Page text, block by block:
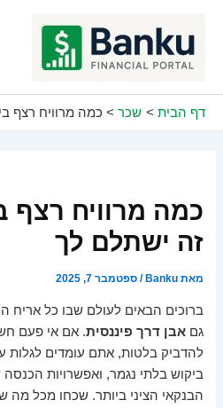
דף הבית שכר כמה מרוויח רצף
כמה מרוויח רצף
זה ישתלם לך
מאתBanku
/ספטמבר 7, 2025
ברוכים הבאים לעולם שבו כל אריח
גםאבן דרך פיננסית. אם אי פעם
להדביק בלטות, אתם עומדים לגלות
ביקוש בלתי נגמר, ואפשרויות
הבנקאי הציני ביותר. שכחו מכל